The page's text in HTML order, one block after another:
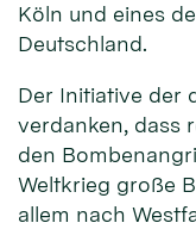
Köln und eines
Deutschland.
Der Initiative der
verdanken, dass
den
Weltkrieg große
allem nach